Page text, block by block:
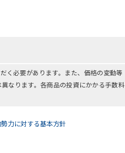
く必要があります。また、価格の変動等
なります。各商品の投資にかかる手数料
力に対する基本方針